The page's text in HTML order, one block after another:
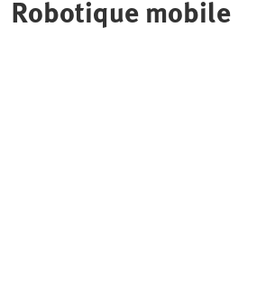
Robotique mobile